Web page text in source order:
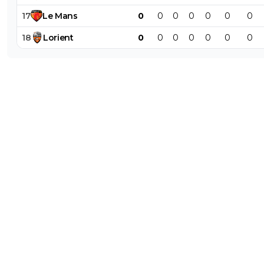
17 Le Mans 0 0 0 0 0 0 0
18 Lorient 0 0 0 0 0 0 0